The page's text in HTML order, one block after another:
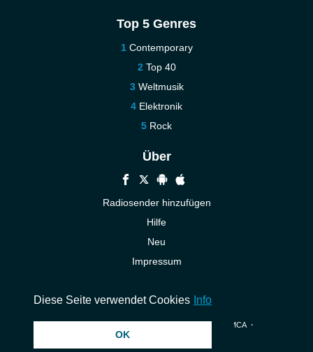
Top 5 Genres
Contemporary
Top 40
Weltmusik
Elektronik
Rock
Über
Radiosender hinzufügen
Hilfe
Neu
Impressum
DMCA・
Datenschutzerklärung
Diese Seite verwendet Cookies Info
OK